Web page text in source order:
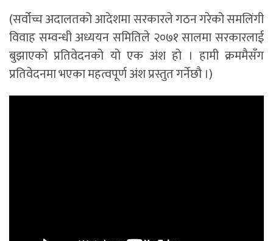
(सर्वोच्च अदालतको आदेशमा सरकारले गठन गरेको समलिंगी
विवाह सम्वन्धी अध्ययन समितिले २०७१ सालमा सरकारलाई
बुझाएको प्रतिवेदनको यो एक अंश हो । हामी क्रममैसँग
प्रतिवेदनमा भएका महत्वपूर्ण अंश प्रस्तुत गर्नेछौ ।)